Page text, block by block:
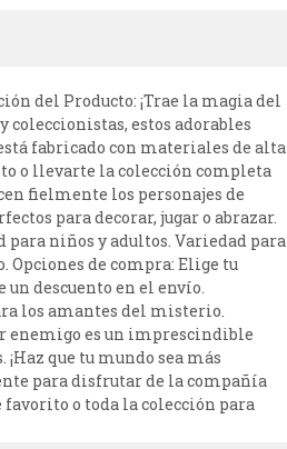
del Producto: ¡Trae la magia del
estos adorables
fabricado con materiales de alta
o llevarte la colección completa
fielmente los personajes de
para decorar, jugar o abrazar.
niños y adultos. Variedad para
de compra: Elige tu
descuento en el envío.
los amantes del misterio.
enemigo es un imprescindible
que tu mundo sea más
para disfrutar de la compañía
favorito o toda la colección para